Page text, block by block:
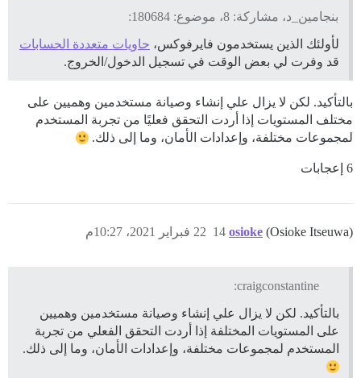
بنجامين_د، مشاركة: 8، موضوع: 180684:
لأولئك الذين يستخدمون فايرفوكس، حاويات متعددة الحسابات
قد وفرت لي بعض الوقت في تسجيل الدخول/الخروج.
بالتأكيد. لكن لا يزال علي إنشاء وصيانة مستخدمين وهميين على
مختلف المستويات إذا أردت التحقق فعليًا من تجربة المستخدم
لمجموعات مختلفة، وإعدادات الأمان، وما إلى ذلك.
6 إعجابات
osioke (Osioke Itseuwa) 22 فبراير 2021، 10:27م 14
craigconstantine:
بالتأكيد. لكن لا يزال علي إنشاء وصيانة مستخدمين وهميين
على المستويات المختلفة إذا أردت التحقق الفعلي من تجربة
المستخدم لمجموعات مختلفة، وإعدادات الأمان، وما إلى ذلك.